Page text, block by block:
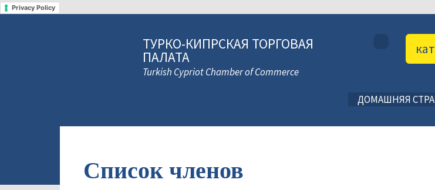
Privacy Policy
ТУРКО-КИПРСКАЯ ТОРГОВАЯ
ПАЛАТА
Turkish Cypriot Chamber of Commerce
ДОМАШНЯЯ
Список членов